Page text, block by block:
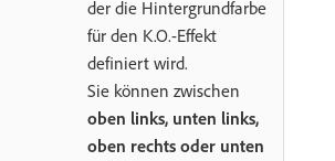
der die Hintergrundfarbe
für den K.O.-Effekt
definiert wird.
Sie können zwischen
oben links, unten links,
oben rechts oder unten